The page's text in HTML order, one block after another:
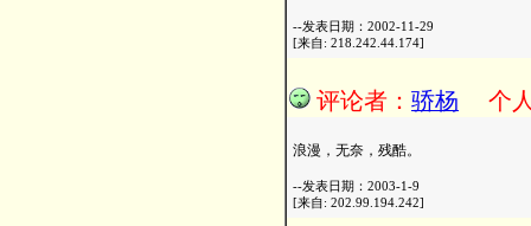
--发表日期：2002-11-29
[来自: 218.242.44.174]
评论者： 骄杨 个
浪漫，无奈，残酷。
--发表日期：2003-1-9
[来自: 202.99.194.242]